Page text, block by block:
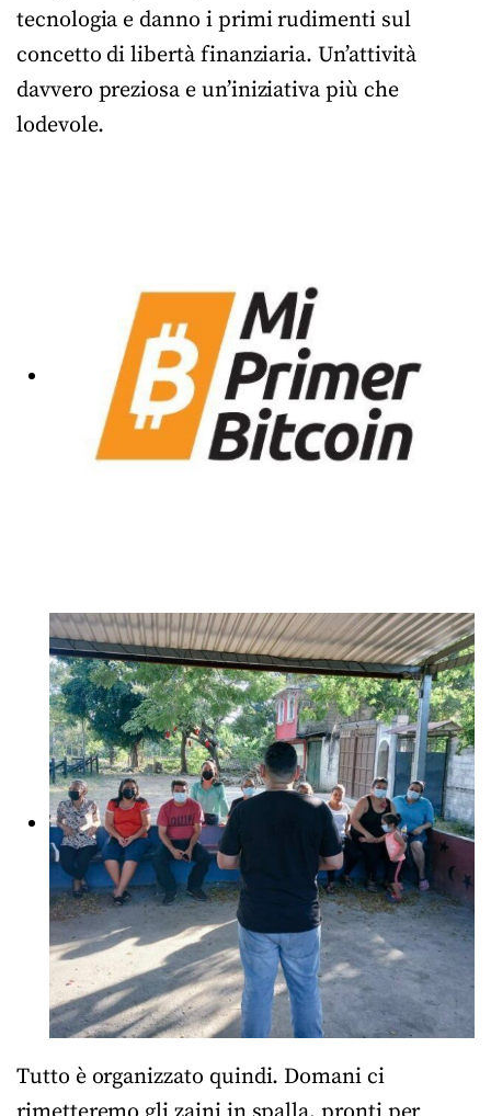
tecnologia e danno i primi rudimenti sul
concetto di libertà finanziaria. Un’attività
davvero preziosa e un’iniziativa più che
lodevole.
Tutto è organizzato quindi. Domani ci